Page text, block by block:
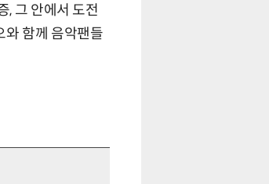
, 그 안에서 도전
와 함께 음악팬들